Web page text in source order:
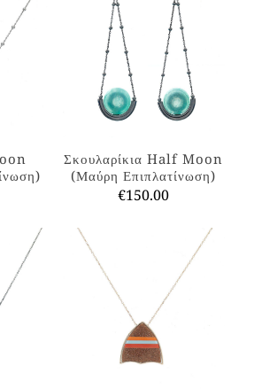
Σκουλαρίκια Half Moon
(Μαύρη Επιπλατίνωση)
€150.00
πολλαπλές
παραλλαγές.
Οι
επιλογές
μπορούν
να